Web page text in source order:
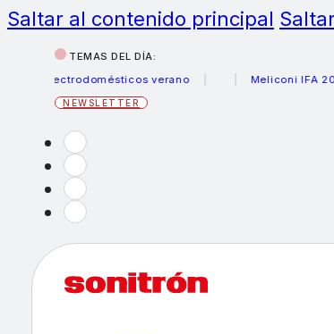
Saltar al contenido principal
TEMAS DEL DÍA:
verano
Meliconi IFA 2026
NEWSLETTER